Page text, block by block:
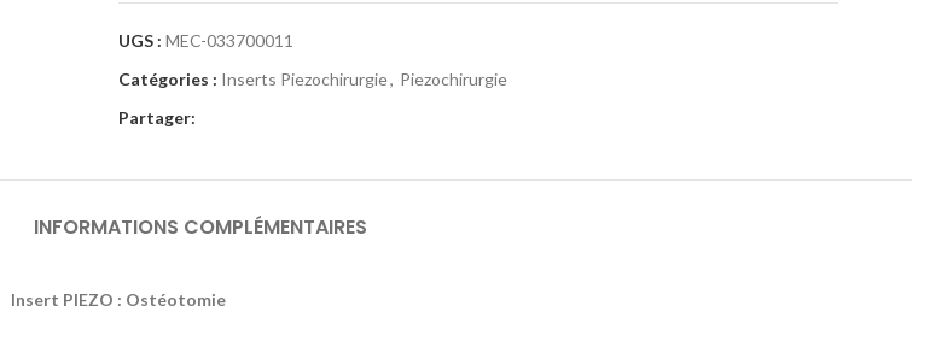
UGS : MEC-033700011
Catégories : Inserts Piezochirurgie, Piezochirurgie
Partager:
INFORMATIONS COMPLÉMENTAIRES
Insert PIEZO : Ostéotomie